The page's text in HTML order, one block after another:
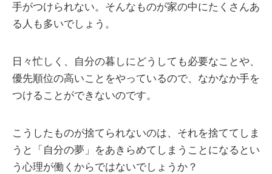
手がつけられない。そんなものが家の中にたくさんあ
る人も多いでしょう。
日々忙しく、自分の暮しにどうしても必要なことや、
優先順位の高いことをやっているので、なかなか手を
つけることができないのです。
こうしたものが捨てられないのは、それを捨ててしま
うと「自分の夢」をあきらめてしまうことになるとい
う心理が働くからではないでしょうか？